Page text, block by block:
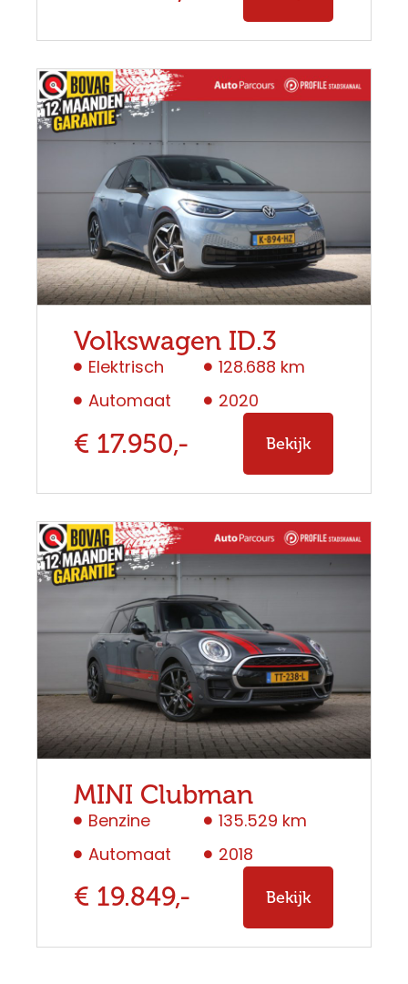
Volkswagen ID.3
Elektrisch
Automaat
128.688 km
2020
€ 17.950,- Bekijk
MINI Clubman
Benzine
Automaat
135.529 km
2018
€ 19.849,- Bekijk